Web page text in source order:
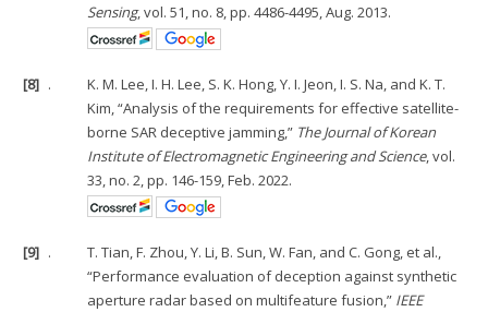
Sensing, vol. 51, no. 8, pp. 4486-4495, Aug. 2013.
[8] .
K. M. Lee, I. H. Lee, S. K. Hong, Y. I. Jeon, I. S. Na, and K. T.
Kim, “Analysis of the requirements for effective satellite-
borne SAR deceptive jamming,” The Journal of Korean
Institute of Electromagnetic Engineering and Science, vol.
33, no. 2, pp. 146-159, Feb. 2022.
[9] .
T. Tian, F. Zhou, Y. Li, B. Sun, W. Fan, and C. Gong, et al.,
“Performance evaluation of deception against synthetic
aperture radar based on multifeature fusion,” IEEE